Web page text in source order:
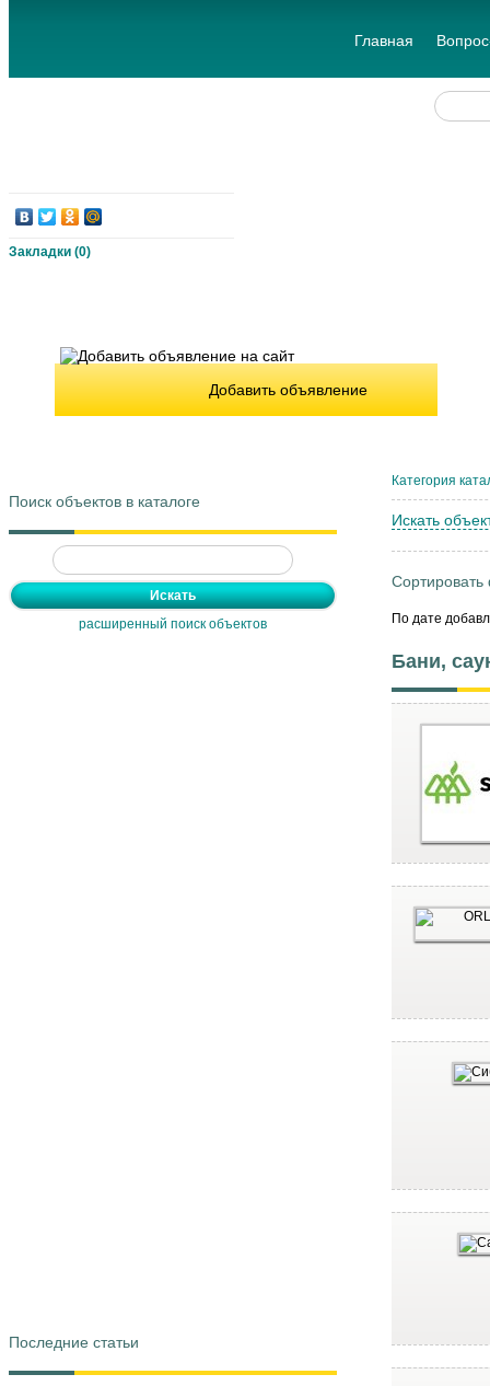
Главная
Закладки (0)
Добавить объявление
Поиск объектов в каталоге
расширенный поиск объектов
Последние статьи
Категория
Искать
По дате
Бани,